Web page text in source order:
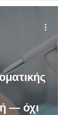
— όχι